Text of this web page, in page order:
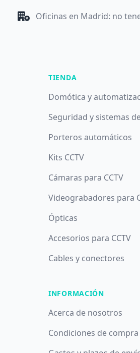
Oficinas en Madrid: no
TIENDA
Domótica y
Seguridad y sistemas
Porteros automáticos
Kits CCTV
Cámaras para CCTV
Videograbadores para
Ópticas
Accesorios para CCTV
Cables y conectores
INFORMACIÓN
Acerca de nosotros
Condiciones de compra